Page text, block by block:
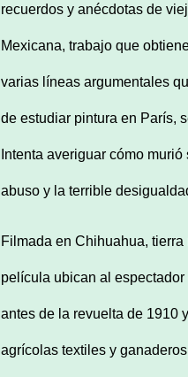
recuerdos y anécdotas de
Mexicana, trabajo que
varias líneas argumentales
de estudiar pintura en París,
Intenta averiguar cómo
abuso y la terrible
Filmada en Chihuahua, tierra
película ubican al
antes de la revuelta de 1910
agrícolas textiles y